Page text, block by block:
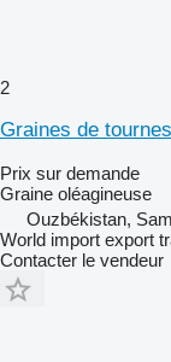
2
Graines de
Prix sur demande
Graine oléagineuse
Ouzbékistan,
World import export
Contacter le vendeur